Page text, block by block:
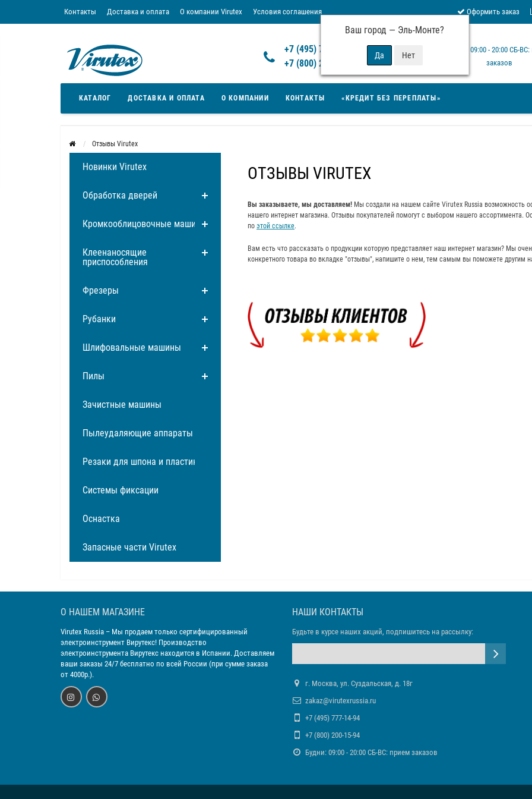
Условия соглашения
О компании Virutex
Доставка и оплата
Контакты
Условия возврата товара
Ваш город — Эль-Монте?
Оформить заказ
+7 (495) 777-14-94
+7 (800) 200-15-94
Будни: 09:00 - 20:00 СБ-
заказов
КАТАЛОГ ДОСТАВКА И ОПЛАТА О КОМПАНИИ КОНТАКТЫ «КРЕДИТ БЕЗ ПЕРЕПЛАТЫ»
Отзывы Virutex
Новинки Virutex
Обработка дверей
Кромкооблицовочные машины
Клеенаносящие
приспособления
Фрезеры
Рубанки
Шлифовальные машины
Пилы
Зачистные машины
Пылеудаляющие аппараты
Резаки для шпона и пластика
Системы фиксации
Оснастка
Запасные части Virutex
ОТЗЫВЫ VIRUTEX
Вы заказываете, мы доставляем! Мы создали на нашем сайте Virutex Russia возможность
нашего интернет магазина. Отзывы покупателей помогут с выбором нашего ассортимента.
по этой ссылке.
Вам есть что рассказать о продукции которую представляет наш интернет магазин? Мы
конкретного товара во вкладке "отзывы", напишите о нем, тем самым вы поможете
О НАШЕМ МАГАЗИНЕ
Virutex Russia – Мы продаем только сертифицированный
электроинструмент Вирутекс! Производство
электроинструмента Вирутекс находится в Испании. Доставляем
ваши заказы 24/7 бесплатно по всей России (при сумме заказа
от 4000р.).
НАШИ КОНТАКТЫ
Будьте в курсе наших акций, подпишитесь на рассылку:
г. Москва, ул. Суздальская, д. 18г
zakaz@virutexrussia.ru
+7 (495) 777-14-94
+7 (800) 200-15-94
Будни: 09:00 - 20:00 СБ-ВС: прием заказов